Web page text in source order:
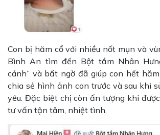
Con bị hăm cổ với nhiều nốt mụn và
Bình An tìm đến Bột tắm Nhân
cánh” và bất ngờ đã giúp con hết
chia sẻ hình ảnh con trước và sau khi
yêu. Đặc biệt chị còn ấn tượng khi
tư vấn tận tâm, nhiệt tình.